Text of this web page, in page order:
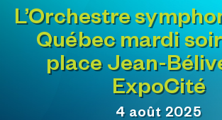
L’Orchestre
Québec mardi
place Jean-
ExpoCité
4 août 2025